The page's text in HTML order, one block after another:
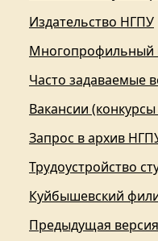
Издательство НГПУ
Многопрофильный
Часто задаваемые
Вакансии
Запрос в архив
Трудоустройство
Куйбышевский
Предыдущая